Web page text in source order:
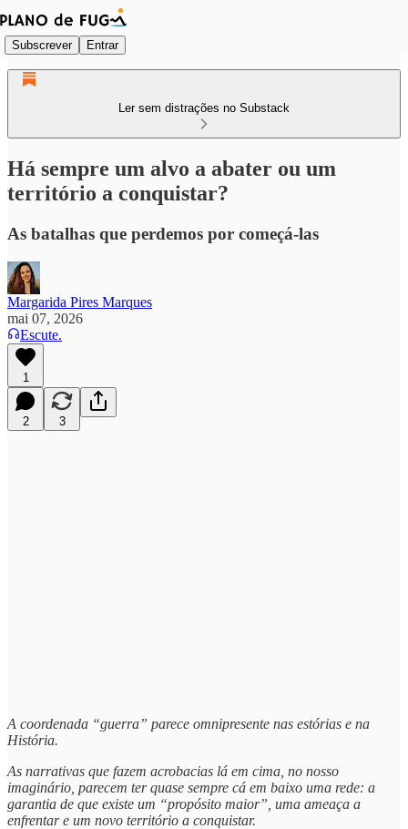
Subscrever Entrar
Ler sem distrações no Substack
Há sempre um alvo a abater ou um
território a conquistar?
As batalhas que perdemos por começá-las
Margarida Pires Marques
mai 07, 2026
Escute.
1
2 3
A coordenada “guerra” parece omnipresente nas estórias e na
História.
As narrativas que fazem acrobacias lá em cima, no nosso
imaginário, parecem ter quase sempre cá em baixo uma rede: a
garantia de que existe um “propósito maior”, uma ameaça a
enfrentar e um novo território a conquistar.